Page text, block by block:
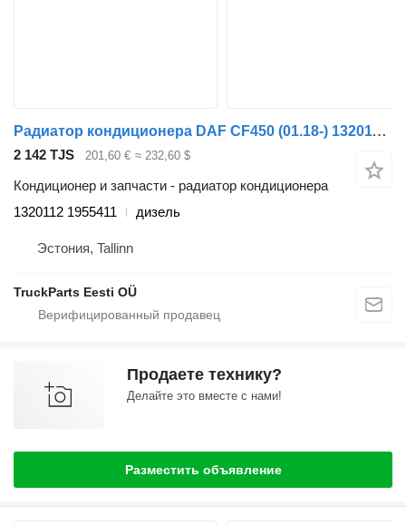
Радиатор кондиционера DAF CF450 (01.18-) 1320112 1955411 для тягача DAF CF450, CF460 (2017-)
2 142 TJS 201,60 € ≈ 232,60 $
Кондиционер и запчасти - радиатор кондиционера
1320112 1955411
дизель
Эстония, Tallinn
TruckParts Eesti OÜ
Продаете технику?
Делайте это вместе с нами!
Разместить объявление